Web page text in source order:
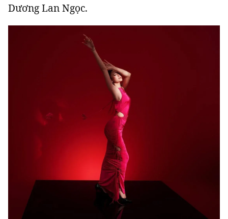
0906 645 777 0908 780 404
RSS
Tổng biên tập: Nguyễn Ngọc Toàn
Ủy viên Ban biên tập - Tổng Thư ký tòa soạn: Trần Việt Hưng
Giấy phép xuất bản số 110/GP - BTTTT cấp ngày 24.3.2020
© 2003-2026 Bản quyền thuộc về Báo Thanh Niên. Cấm sao chép
dưới mọi hình thức nếu không có sự chấp thuận bằng văn bản.
Phát triển bởi ePi Technologies, JSC.
Dương Lan Ngọc.